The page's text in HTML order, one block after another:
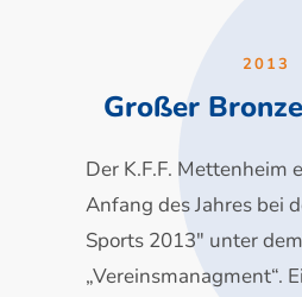
2013
Großer
Der K.F.F. Mettenheim
Anfang des Jahres bei
Sports 2013″ unter
„Vereinsmanagment“.